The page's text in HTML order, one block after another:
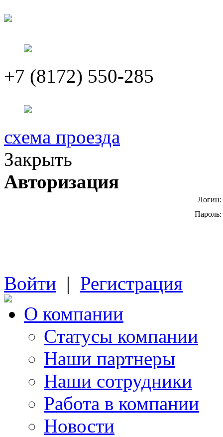
+7 (8172) 550-285
схема проезда
Закрыть
Авторизация
Логин:
Пароль:
Войти | Регистрация
О компании
Cтатусы компании
Наши партнеры
Наши сотрудники
Работа в компании
Новости